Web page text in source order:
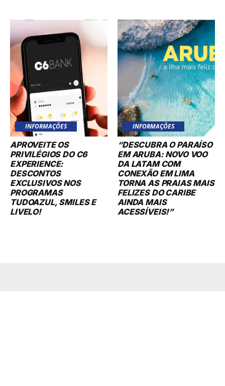
INFORMAÇÕES
APROVEITE OS
PRIVILÉGIOS DO C6
EXPERIENCE:
DESCONTOS
EXCLUSIVOS NOS
PROGRAMAS
TUDOAZUL, SMILES E
LIVELO!
INFORMAÇÕES
“DESCUBRA O PARAÍSO
EM ARUBA: NOVO VOO
DA LATAM COM
CONEXÃO EM LIMA
TORNA AS PRAIAS MAIS
FELIZES DO CARIBE
AINDA MAIS
ACESSÍVEIS!”